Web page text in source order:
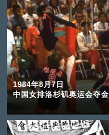
1984年8月7日
中国女排洛杉矶奥运会夺金